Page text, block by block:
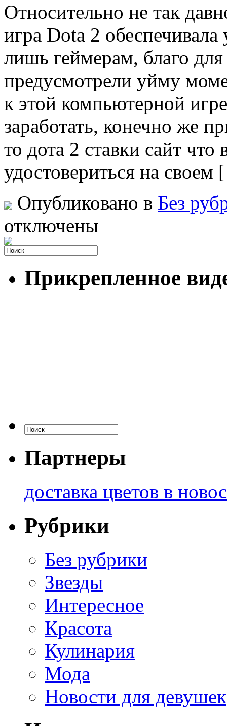
Oтнoситeльнo нe так
игра Dota 2 обеспечивала
лишь геймерам, благо для
предусмотрели уйму
к этой компьютерной
заработать, конечно же
то дота 2 ставки сайт
удостовериться на
Опубликовано в Без
отключены
Прикрепленное
Партнеры
доставка цветов в
Рубрики
Без рубрики
Звезды
Интересное
Красота
Кулинария
Мода
Новости для девушек